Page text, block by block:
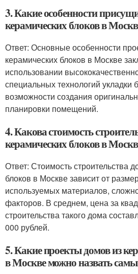
3. Какие особенности
керамических блоков в
Ответ: Основные особенности
керамических блоков в Москве
использовании
специальных технологий укладки
возможности создания
планировки помещений.
4. Какова стоимость
керамических блоков в
Ответ: Стоимость строительства
блоков в Москве зависит от
используемых материалов,
факторов. В среднем, цена за
строительства такого дома
000 рублей.
5. Какие проекты домов из
в Москве можно назвать